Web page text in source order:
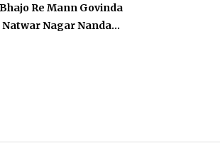
Bhajo Re Mann Govinda
Natwar Nagar Nanda...